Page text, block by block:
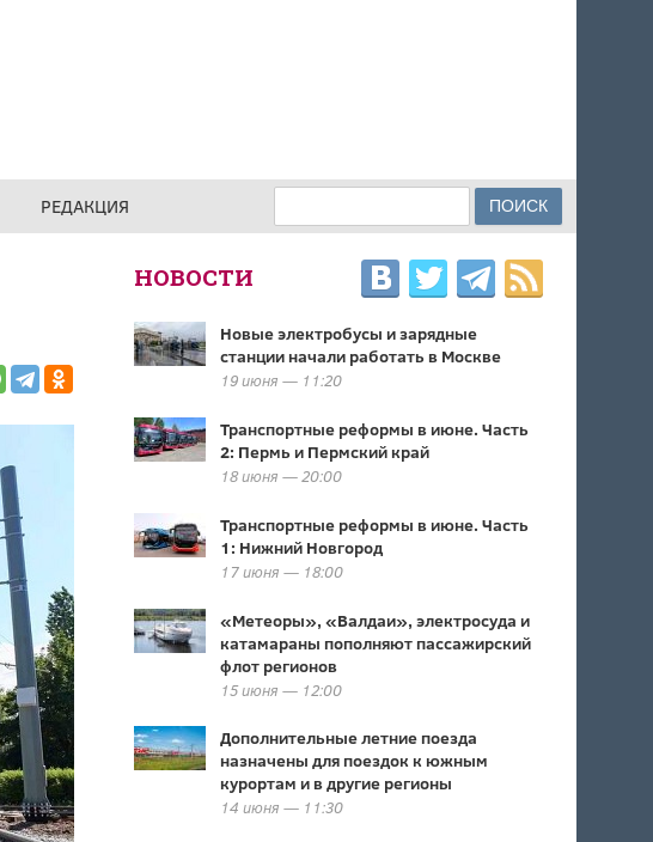
РЕДАКЦИЯ ФОРМА ПОИСКА
НОВОСТИ
Новые электробусы и зарядные
станции начали работать в Москве
19 июня — 11:20
Транспортные реформы в июне. Часть
2: Пермь и Пермский край
18 июня — 20:00
Транспортные реформы в июне. Часть
1: Нижний Новгород
17 июня — 18:00
«Метеоры», «Валдаи», электросуда и
катамараны пополняют пассажирский
флот регионов
15 июня — 12:00
Дополнительные летние поезда
назначены для поездок к южным
курортам и в другие регионы
14 июня — 11:30